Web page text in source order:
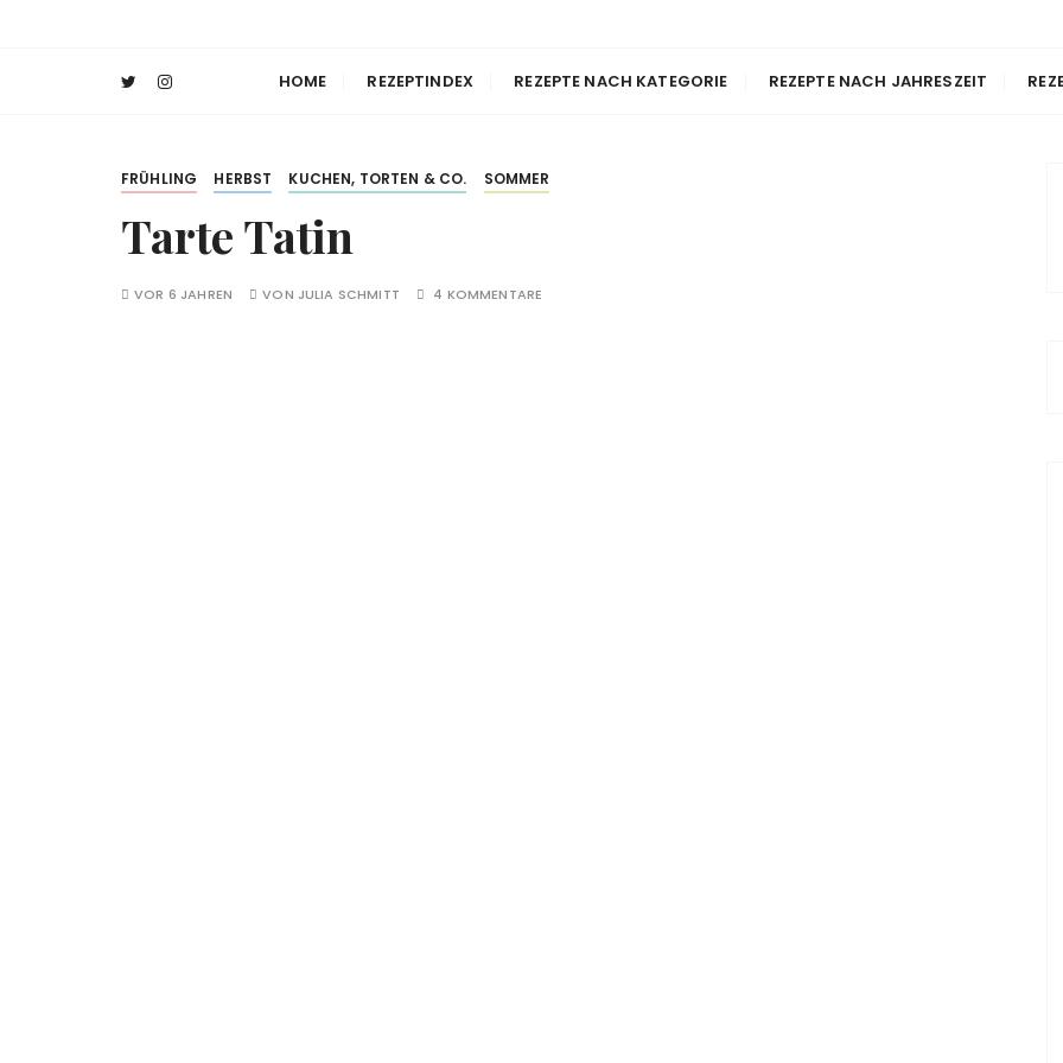
Julia's Baking Passion
HOME REZEPTINDEX REZEPTE NACH KATEGORIE REZEPTE NACH JAHRESZEIT
FRÜHLING HERBST KUCHEN, TORTEN & CO. SOMMER
Tarte Tatin
VOR 6 JAHREN VON JULIA SCHMITT 4 KOMMENTARE